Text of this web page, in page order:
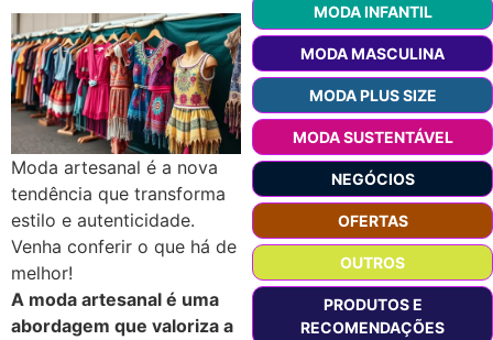
Moda artesanal é a nova
tendência que transforma
estilo e autenticidade.
Venha conferir o que há de
melhor!
A moda artesanal é uma
abordagem que valoriza a
MODA INFANTIL
MODA MASCULINA
MODA PLUS SIZE
MODA SUSTENTÁVEL
NEGÓCIOS
OFERTAS
OUTROS
PRODUTOS E
RECOMENDAÇÕES